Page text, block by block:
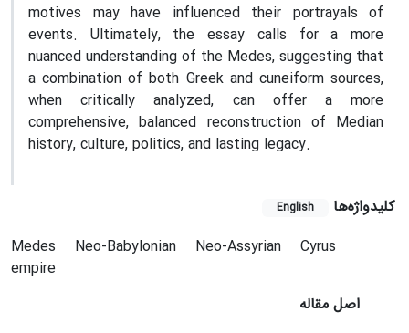
motives may have influenced their portrayals of
events. Ultimately, the essay calls for a more
nuanced understanding of the Medes, suggesting that
a combination of both Greek and cuneiform sources,
when critically analyzed, can offer a more
comprehensive, balanced reconstruction of Median
history, culture, politics, and lasting legacy.
کلیدواژه‌ها English
Medes Neo-Babylonian Neo-Assyrian
Cyrus
empire
اصل مقاله